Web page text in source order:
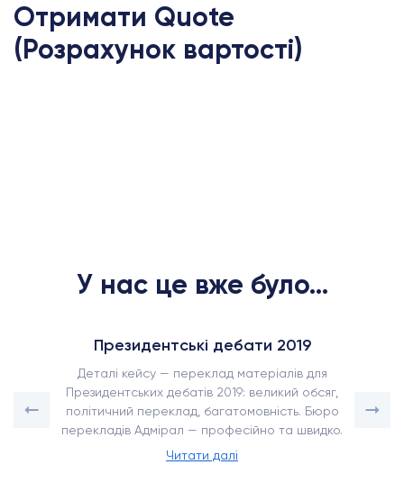
Отримати Quote
(Розрахунок вартості)
У нас це вже було...
Президентські дебати 2019
Деталі кейсу — переклад матеріалів для
Президентських дебатів 2019: великий обсяг,
політичний переклад, багатомовність. Бюро
перекладів Адмірал — професійно та швидко.
Читати далі